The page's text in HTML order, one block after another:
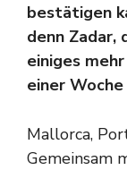
bestätigen
denn Zadar,
einiges
einer
Mallorca,
Gemeinsam